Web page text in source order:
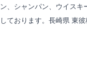
ン、シャンパン、ウイス
しております。長崎県 東